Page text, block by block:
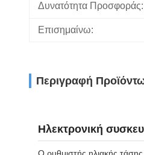
Δυνατότητα Προσφοράς:
Επισημαίνω:
Περιγραφή
Ηλεκτρονική